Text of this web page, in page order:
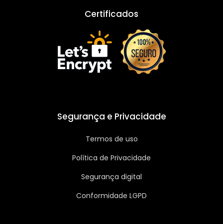
Certificados
Segurança e Privacidade
Termos de uso
Política de Privacidade
Segurança digital
Conformidade LGPD